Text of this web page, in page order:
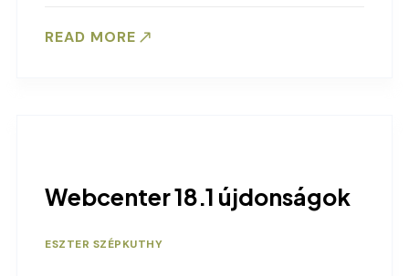
READ MORE
Webcenter 18.1 újdonságok
ESZTER SZÉPKUTHY